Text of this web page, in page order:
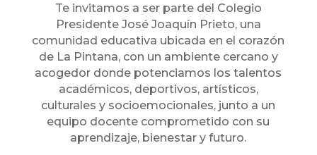
Te invitamos a ser parte del Colegio
Presidente José Joaquín Prieto, una
comunidad educativa ubicada en el corazón
de La Pintana, con un ambiente cercano y
acogedor donde potenciamos los talentos
académicos, deportivos, artísticos,
culturales y socioemocionales, junto a un
equipo docente comprometido con su
aprendizaje, bienestar y futuro.